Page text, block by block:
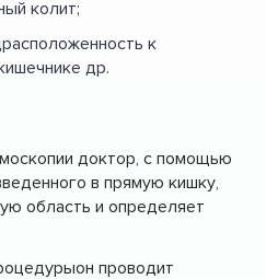
колит;
к
др.
доктор, с помощью
в прямую кишку,
область и определяет
проводит